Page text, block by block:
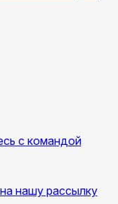
с командой
нашу рассылку